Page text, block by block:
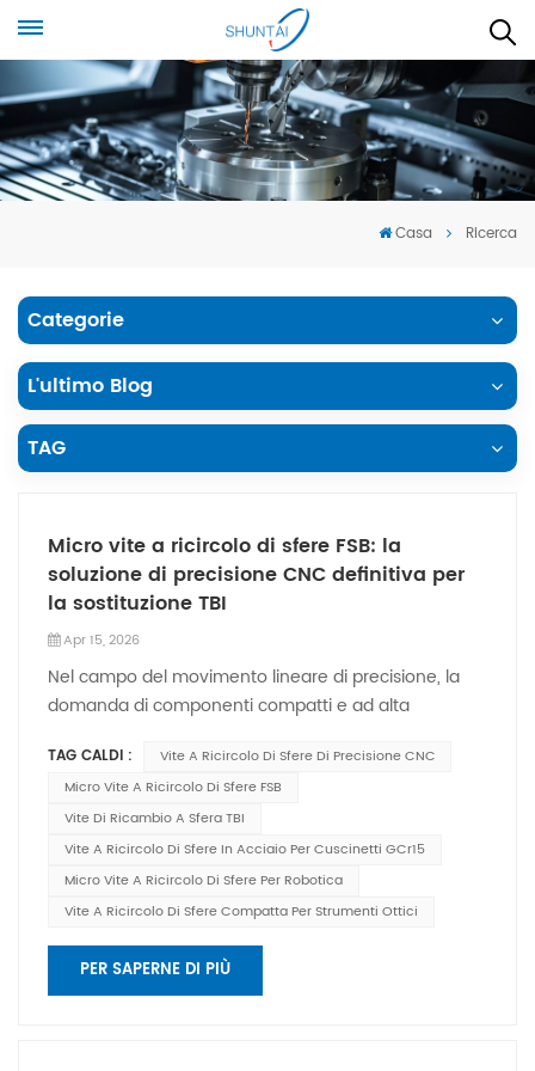
Casa Ricerca
Categorie
L'ultimo Blog
TAG
Micro vite a ricircolo di sfere FSB: la
soluzione di precisione CNC definitiva per
la sostituzione TBI
Apr 15, 2026
Nel campo del movimento lineare di precisione, la
domanda di componenti compatti e ad alta
robotica, nelle apparecchiature mediche, negli
strumenti ottici e nei macchinari di precisione. Vite a
micro ricircolo di sfere Shuntai serie FSB Si presenta
come una scelta rivoluzionaria, offrendo prestazioni
eccezionali come sostituto diretto di TBI, pur
soddisfacendo i requisiti spaziali e di precisione più
microvite a ricircolo di sfere sta ridefinendo gli
standard del settore.Principali vantaggi della
TAG CALDI :
Vite A Ricircolo Di Sfere Di Precisione CNC
Micro Vite A Ricircolo Di Sfere FSB
Vite Di Ricambio A Sfera TBI
Vite A Ricircolo Di Sfere In Acciaio Per Cuscinetti GCr15
Micro Vite A Ricircolo Di Sfere Per Robotica
Vite A Ricircolo Di Sfere Compatta Per Strumenti Ottici
PER SAPERNE DI PIÙ